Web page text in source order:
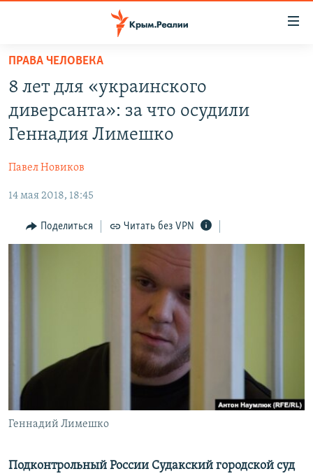
Вернуться
основному
содержанию
Вернутся
главной
Вернутся
поиску
СПЕЦПРОЕКТЫ
ВОДА
ЕЩЕ
ИНТЕРАКТИВ
ИНФОГРАФИКА
СОВЕТЫ ПРАВОЗАЩИТНИКОВ
КРЫМ.НЕПОКОРЕННЫЙ
ELIFBE
РАДІО СВОБОДА
КАК ОБОЙТИ БЛОКИРОВКУ
Все сайты RFE/RL
ПРАВА ЧЕЛОВЕКА
8 лет для «украинского
диверсанта»: за что осудили
Геннадия Лимешко
Павел Новиков
14 мая 2018, 18:45
Поделиться Читать без VPN
Геннадий Лимешко
Подконтрольный России Судакский городской суд